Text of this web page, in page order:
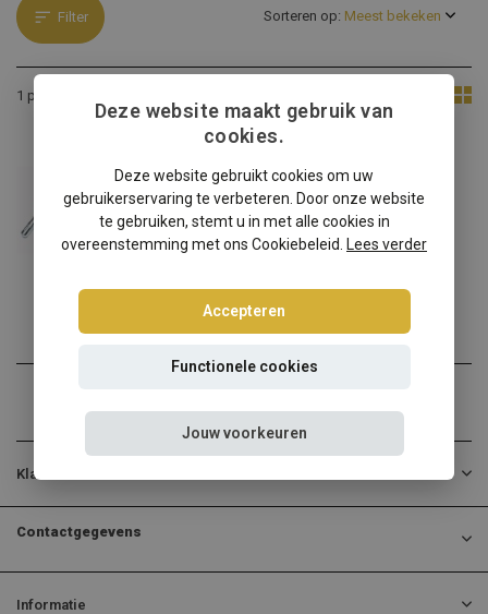
Filter
1 product
Sorteren op:
Seat Leon 1M schroefset
Seat Leon 1M verlagen? K...
€268,95
Klantenservice
Contactgegevens
Informatie
Deze website maakt gebruik van
cookies.
Deze website gebruikt cookies om uw
gebruikerservaring te verbeteren. Door onze website
te gebruiken, stemt u in met alle cookies in
overeenstemming met ons Cookiebeleid.
Lees verder
Accepteren
Functionele cookies
Jouw voorkeuren